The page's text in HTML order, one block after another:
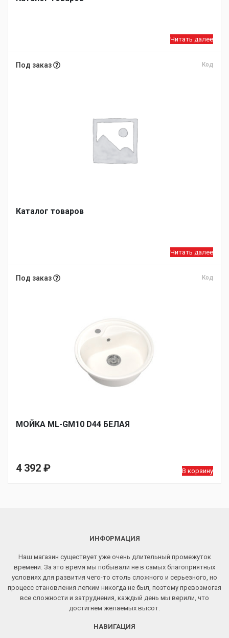
Читать далее
Под заказ Код
Каталог товаров
Читать далее
Под заказ Код
МОЙКA ML-GM10 D44 БЕЛАЯ
4 392 ₽ В корзину
ИНФОРМАЦИЯ
Наш магазин существует уже очень длительный промежуток
времени. За это время мы побывали не в самых благоприятных
условиях для развития чего-то столь сложного и серьезного, но
процесс становления легким никогда не был, поэтому превозмогая
все сложности и затруднения, каждый день мы верили, что
достигнем желаемых высот.
НАВИГАЦИЯ